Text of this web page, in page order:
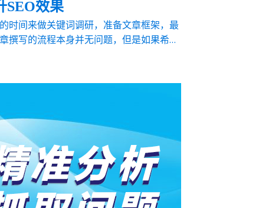
SEO效果
时间来做关键词调研，准备文章框架，最
撰写的流程本身并无问题，但是如果希望
不要忽略了博客文章的格式是否SEO友